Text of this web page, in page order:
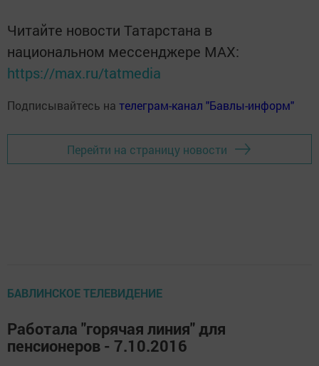
Читайте новости Татарстана в
национальном мессенджере MАХ:
https://max.ru/tatmedia
Подписывайтесь на телеграм-канал "Бавлы-информ"
Перейти на страницу новости
БАВЛИНСКОЕ ТЕЛЕВИДЕНИЕ
Работала "горячая линия" для
пенсионеров - 7.10.2016